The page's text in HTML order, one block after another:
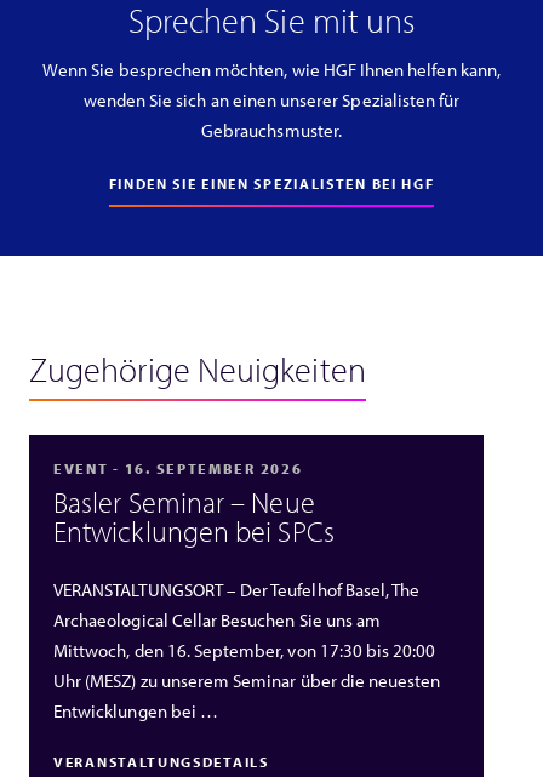
Sprechen Sie mit uns
Wenn Sie besprechen möchten, wie HGF Ihnen helfen kann,
wenden Sie sich an einen unserer Spezialisten für
Gebrauchsmuster.
FINDEN SIE EINEN SPEZIALISTEN BEI HGF
Zugehörige Neuigkeiten
EVENT - 16. SEPTEMBER 2026
Basler Seminar – Neue
Entwicklungen bei SPCs
VERANSTALTUNGSORT – Der Teufelhof Basel, The
Archaeological Cellar Besuchen Sie uns am
Mittwoch, den 16. September, von 17:30 bis 20:00
Uhr (MESZ) zu unserem Seminar über die neuesten
Entwicklungen bei …
VERANSTALTUNGSDETAILS